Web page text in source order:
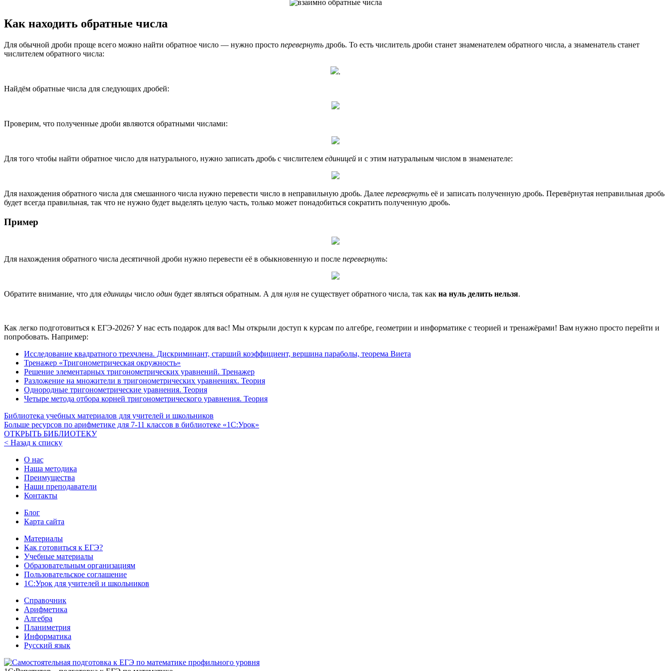
Как находить обратные числа
Для обычной дроби проще всего можно найти обратное число — нужно просто перевернуть дробь. То есть числитель дроби станет знаменателем обратного числа, а знаменатель станет
числителем обратного числа:
.
Найдём обратные числа для следующих дробей:
Проверим, что полученные дроби являются обратными числами:
Для того чтобы найти обратное число для натурального, нужно записать дробь с числителем единицей и с этим натуральным числом в знаменателе:
Для нахождения обратного числа для смешанного числа нужно перевести число в неправильную дробь. Далее перевернуть её и записать полученную дробь. Перевёрнутая неправильная дробь
будет всегда правильная, так что не нужно будет выделять целую часть, только может понадобиться сократить полученную дробь.
Пример
Для нахождения обратного числа десятичной дроби нужно перевести её в обыкновенную и после перевернуть:
Обратите внимание, что для единицы число один будет являться обратным. А для нуля не существует обратного числа, так как на нуль делить нельзя.
Как легко подготовиться к ЕГЭ-2026? У нас есть подарок для вас! Мы открыли доступ к курсам по алгебре, геометрии и информатике с теорией и тренажёрами! Вам нужно просто перейти и
попробовать. Например:
Исследование квадратного трехчлена. Дискриминант, старший коэффициент, вершина параболы, теорема Виета
Тренажер «Тригонометрическая окружность»
Решение элементарных тригонометрических уравнений. Тренажер
Разложение на множители в тригонометрических уравнениях. Теория
Однородные тригонометрические уравнения. Теория
Четыре метода отбора корней тригонометрического уравнения. Теория
Библиотека учебных материалов для учителей и школьников
Больше ресурсов по арифметике для 7-11 классов в библиотеке «1С:Урок»
ОТКРЫТЬ БИБЛИОТЕКУ
< Назад к списку
О нас
Наша методика
Преимущества
Наши преподаватели
Контакты
Блог
Карта сайта
Материалы
Как готовиться к ЕГЭ?
Учебные материалы
Образовательным организациям
Пользовательское соглашение
1С:Урок для учителей и школьников
Справочник
Арифметика
Алгебра
Планиметрия
Информатика
Русский язык